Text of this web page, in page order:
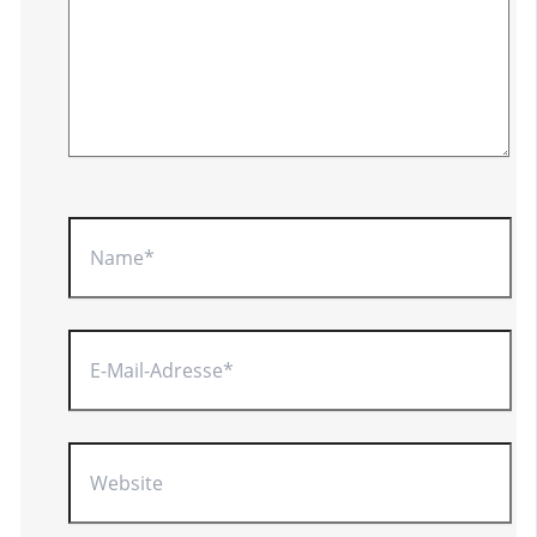
Name*
E-
Mail-
Website